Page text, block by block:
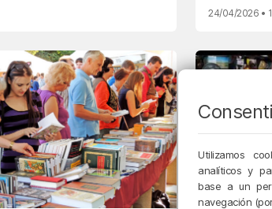
24/04/2026 •
Utilizamos
analíticos y
base a un
navegación